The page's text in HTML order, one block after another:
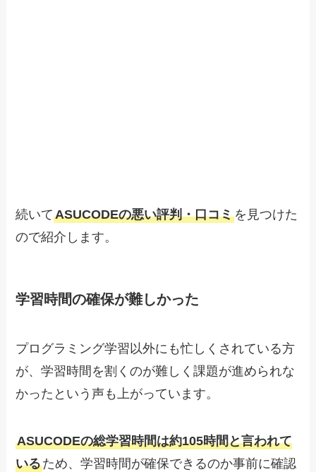
続いてASUCODEの悪い評判・口コミを見つけた
ので紹介します。
学習時間の確保が難しかった
プログラミング学習以外にも忙しくされている方
が、学習時間を割くのが難しく課題が進められな
かったという声も上がっています。
ASUCODEの総学習時間は約105時間と言われて
いるため、学習時間が確保できるのか事前に確認